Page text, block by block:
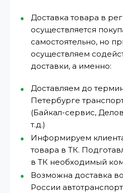
Доставка товара в
осуществляется
самостоятельно, но
осуществляем
доставки, а именно:
Доставляем до
Петербурге
(Байкал-сервис,
т.д.)
Информируем
товара в ТК.
в ТК необходимый
Возможна доставка
России